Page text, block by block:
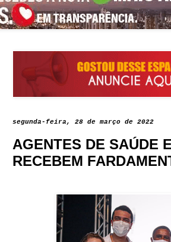
segunda-feira, 28 de março de 2022
AGENTES DE SAÚDE
RECEBEM